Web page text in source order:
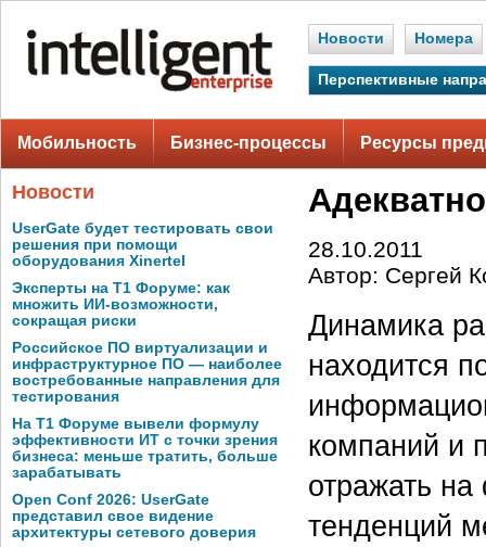
Новости Номера
Перспективные
Мобильность Бизнес-процессы Ресурсы
Новости
UserGate будет тестировать свои
решения при помощи
оборудования Xinertel
Эксперты на Т1 Форуме: как
множить ИИ-возможности,
сокращая риски
Российское ПО виртуализации и
инфраструктурное ПО — наиболее
востребованные направления для
тестирования
На Т1 Форуме вывели формулу
эффективности ИТ с точки зрения
бизнеса: меньше тратить, больше
зарабатывать
Open Conf 2026: UserGate
представил свое видение
архитектуры сетевого доверия
28.10.2011
Автор: Сергей
Динамика
находится
компаний и
отражать
тенденций